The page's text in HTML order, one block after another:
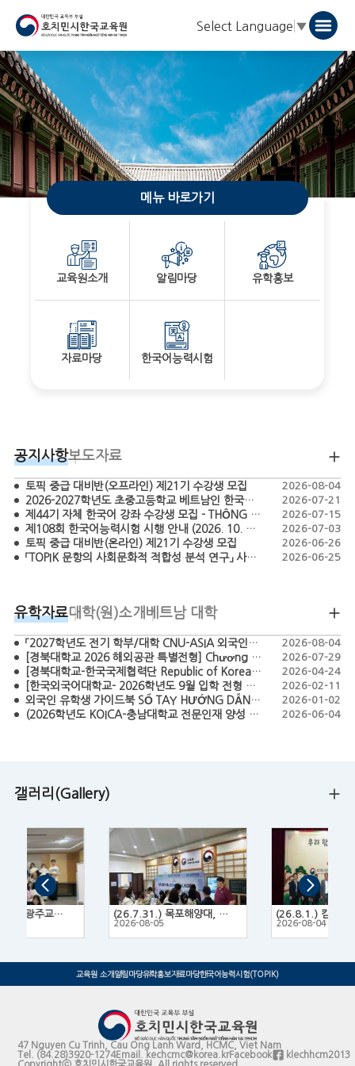
Select Language ▼
메뉴 바로가기
교육원소개 알림마당 유학홍보
자료마당 한국어능력시험
공지사항보도자료
토픽 중급 대비반(오프라인) 제21기 수강생 모집 2026-08-04
2026-2027학년도 초중고등학교 베트남인 한국어 교원 모집 공고 - TUYỂN DỤNG GIÁO VIÊN TIẾNG HÀN BẬC TIỂU HỌC, THCS, THPT NĂM HỌC 2026-2027 2026-07-21
제44기 자체 한국어 강좌 수강생 모집 - THÔNG BÁO CHIÊU SINH HỌC VIÊN LỚP TIẾNG HÀN KHÓA 44 2026-07-15
제108회 한국어능력시험 시행 안내 (2026. 10. 18.) 2026-07-03
토픽 중급 대비반(온라인) 제21기 수강생 모집 2026-06-26
「TOPIK 문항의 사회문화적 적합성 분석 연구」 사업 간접보조사업자 공모 (재공고) 2026-06-25
유학자료대학(원)소개 베트남 대학
「2027학년도 전기 학부/대학 CNU-ASIA 외국인특별전형 모집요강」 TUYỂN SINH CHƯƠNG TRÌNH CNU-ASIA DÀNH CHO SINH VIÊN QUỐC TẾ HỆ ĐẠI HỌC/ CAO HỌC NĂM 2027 2026-08-04
[경북대학교 2026 해외공관 특별전형] Chương trình tuyển sinh đặc biệt năm 2026 của Đại học Quốc gia Kyungpook (Kyungpook National University) 2026-07-29
[경북대학교-한국국제협력단 Republic of Korea Scholarship Program – Master’s in Agriculture 2026] CHƯƠNG TRÌNH HỌC BỔNG KOICA - KNU 2026 2026-04-24
[한국외국어대학교- 2026학년도 9월 입학 전형 모집요강 ]-THÔNG TIN TUYỂN SINH HỌC KỲ THÁNG 9 NĂM 2026-CHƯƠNG TRÌNH TUYỂN SINH ĐẶC BIỆT DÀNH CHO SINH VIÊN QUỐC TẾ 2026-02-11
외국인 유학생 가이드북 SỔ TAY HƯỚNG DẪN DÀNH CHO DU HỌC SINH HÀN QUỐC 2026-01-02
(2026학년도 KOICA-충남대학교 전문인재 양성 프로그램 모집요강) KOICA-CNU NEXT Fellowship 2026 2026-06-04
갤러리(Gallery)
(26.7.14.~16.) 광주교육대학교 한국문화 체험 프로그램 (26.7.31.) 목포해양대, 목포대, 목포과학대 3개 대학 연합 유학박람회
2026-08-05 2026-08-04
교육원 소개 알림마당유학홍보자료마당한국어능력시험(TOPIK)
47 Nguyen Cu Trinh, Cau Ong Lanh Ward, HCMC, Viet Nam
Tel. (84.28)3920-1274Email. kechcmc@korea.krFacebook
klechhcm2013